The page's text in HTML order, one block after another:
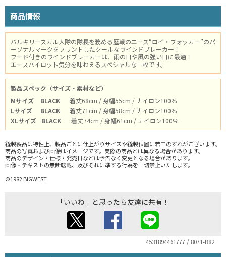
商品情報
バルキリースカル大隊の隊長を務める歴戦のエース“ロイ・フォッカー”のパ
ーソナルマークをプリントしたクールなウインドブレーカー！
フード付きのウインドブレーカーは、雨の日や風の強い日に最適！
エースパイロット気分を味わえるスペシャルな一枚です。
製品スペック（サイズ・素材など）
Mサイズ
BLACK
着丈68cm / 身幅55cm / ナイロン100％
Lサイズ
BLACK
着丈71cm / 身幅58cm / ナイロン100％
XLサイズ
BLACK 着丈74cm / 身幅61cm / ナイロン100％
縫製製品は特性上、製品ごとに仕上がりサイズや縫製位置に若干のずれがございます。
商品の写真および画像はイメージです。実際の商品とは異なる場合があります。
商品のデザイン・仕様・発売日などは予告なく変更となる場合があります。
画像・テキストの無断転載、及びそれに準ずる行為を一切禁止いたします。
©1982 BIGWEST
「いいね」と思ったら友達に共有！
4531894461777 / 8071-B82